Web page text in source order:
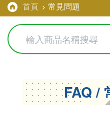
首頁 常見問題
FAQ /